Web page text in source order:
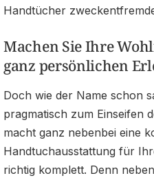
Handtücher
Machen Sie Ihre
ganz persönlichen
Doch wie der Name schon
pragmatisch zum Einseifen
macht ganz nebenbei eine
Handtuchausstattung für
richtig komplett. Denn